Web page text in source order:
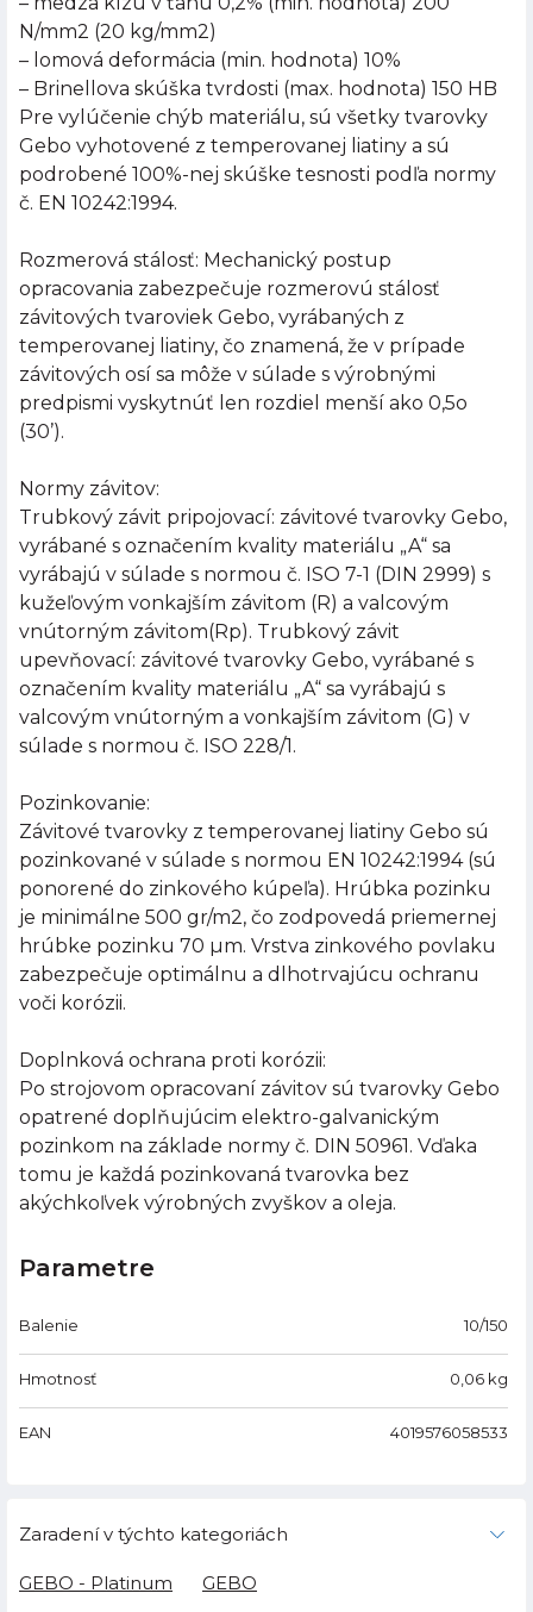
N/mm2 (20 kg/mm2)
– lomová deformácia (min. hodnota) 10%
– Brinellova skúška tvrdosti (max. hodnota) 150 HB
Pre vylúčenie chýb materiálu, sú všetky tvarovky
Gebo vyhotovené z temperovanej liatiny a sú
podrobené 100%-nej skúške tesnosti podľa normy
č. EN 10242:1994.
Rozmerová stálosť: Mechanický postup
opracovania zabezpečuje rozmerovú stálosť
závitových tvaroviek Gebo, vyrábaných z
temperovanej liatiny, čo znamená, že v prípade
závitových osí sa môže v súlade s výrobnými
predpismi vyskytnúť len rozdiel menší ako 0,5o
(30’).
Normy závitov:
Trubkový závit pripojovací: závitové tvarovky Gebo,
vyrábané s označením kvality materiálu „A“ sa
vyrábajú v súlade s normou č. ISO 7-1 (DIN 2999) s
kužeľovým vonkajším závitom (R) a valcovým
vnútorným závitom(Rp). Trubkový závit
upevňovací: závitové tvarovky Gebo, vyrábané s
označením kvality materiálu „A“ sa vyrábajú s
valcovým vnútorným a vonkajším závitom (G) v
súlade s normou č. ISO 228/1.
Pozinkovanie:
Závitové tvarovky z temperovanej liatiny Gebo sú
pozinkované v súlade s normou EN 10242:1994 (sú
ponorené do zinkového kúpeľa). Hrúbka pozinku
je minimálne 500 gr/m2, čo zodpovedá priemernej
hrúbke pozinku 70 µm. Vrstva zinkového povlaku
zabezpečuje optimálnu a dlhotrvajúcu ochranu
voči korózii.
Doplnková ochrana proti korózii:
Po strojovom opracovaní závitov sú tvarovky Gebo
opatrené doplňujúcim elektro-galvanickým
pozinkom na základe normy č. DIN 50961. Vďaka
tomu je každá pozinkovaná tvarovka bez
akýchkoľvek výrobných zvyškov a oleja.
Parametre
Balenie 10/150
Hmotnosť 0,06 kg
EAN 4019576058533
Zaradení v týchto kategoriách
GEBO - Platinum GEBO